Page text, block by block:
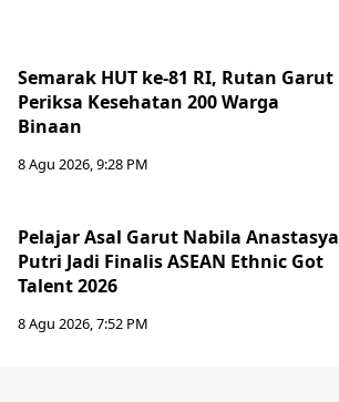
Semarak HUT ke-81 RI, Rutan Garut
Periksa Kesehatan 200 Warga
Binaan
8 Agu 2026, 9:28 PM
Pelajar Asal Garut Nabila Anastasya
Putri Jadi Finalis ASEAN Ethnic Got
Talent 2026
8 Agu 2026, 7:52 PM